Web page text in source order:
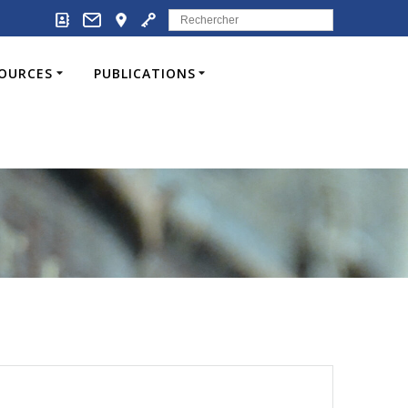
Search
for:
PUBLICATIONS